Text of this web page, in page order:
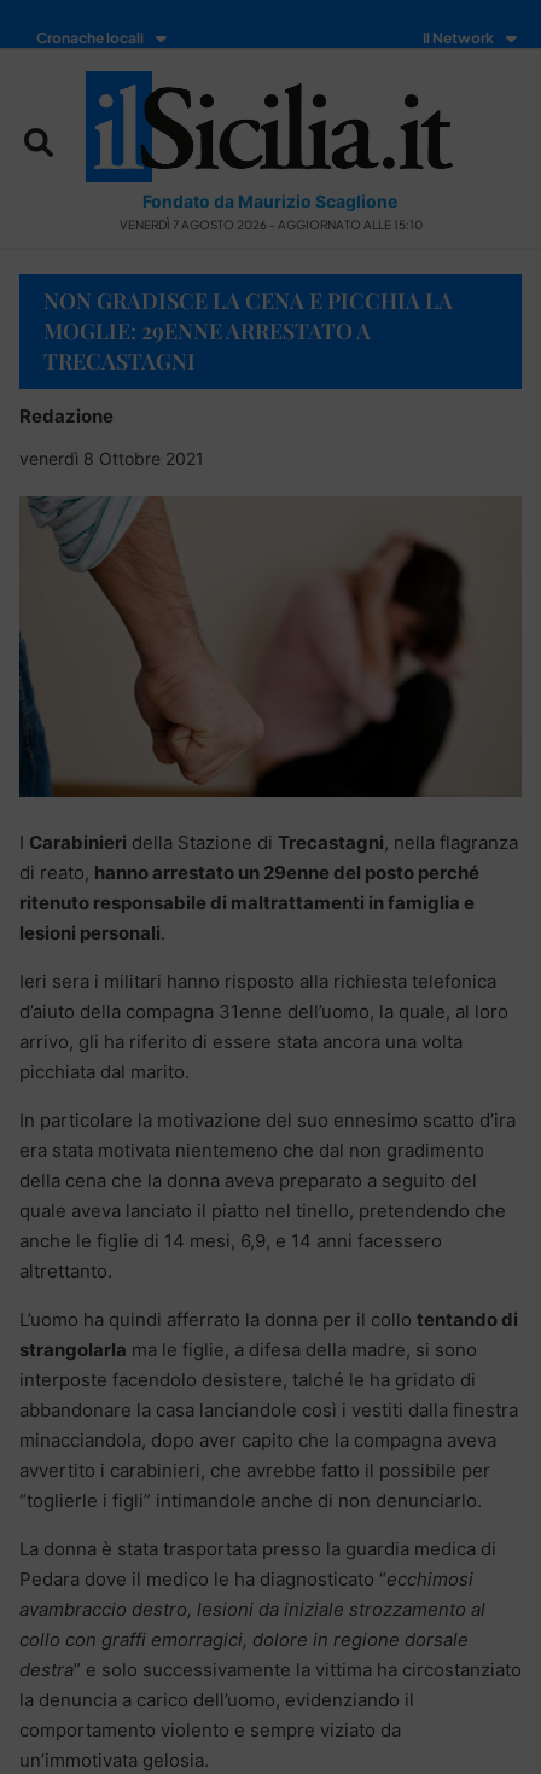
Cronache locali Il Network
Fondato da Maurizio Scaglione
VENERDÌ 7 AGOSTO 2026 - AGGIORNATO ALLE 15:10
NON GRADISCE LA CENA E PICCHIA LA
MOGLIE: 29ENNE ARRESTATO A
TRECASTAGNI
Redazione
venerdì 8 Ottobre 2021
I Carabinieri della Stazione di Trecastagni, nella flagranza
di reato, hanno arrestato un 29enne del posto perché
ritenuto responsabile di maltrattamenti in famiglia e
lesioni personali.
Ieri sera i militari hanno risposto alla richiesta telefonica
d’aiuto della compagna 31enne dell’uomo, la quale, al loro
arrivo, gli ha riferito di essere stata ancora una volta
picchiata dal marito.
In particolare la motivazione del suo ennesimo scatto d’ira
era stata motivata nientemeno che dal non gradimento
della cena che la donna aveva preparato a seguito del
quale aveva lanciato il piatto nel tinello, pretendendo che
anche le figlie di 14 mesi, 6,9, e 14 anni facessero
altrettanto.
L’uomo ha quindi afferrato la donna per il collo tentando di
strangolarla ma le figlie, a difesa della madre, si sono
interposte facendolo desistere, talché le ha gridato di
abbandonare la casa lanciandole così i vestiti dalla finestra
minacciandola, dopo aver capito che la compagna aveva
avvertito i carabinieri, che avrebbe fatto il possibile per
“toglierle i figli” intimandole anche di non denunciarlo.
La donna è stata trasportata presso la guardia medica di
Pedara dove il medico le ha diagnosticato “ecchimosi
avambraccio destro, lesioni da iniziale strozzamento al
collo con graffi emorragici, dolore in regione dorsale
destra” e solo successivamente la vittima ha circostanziato
la denuncia a carico dell’uomo, evidenziando il
comportamento violento e sempre viziato da
un’immotivata gelosia.